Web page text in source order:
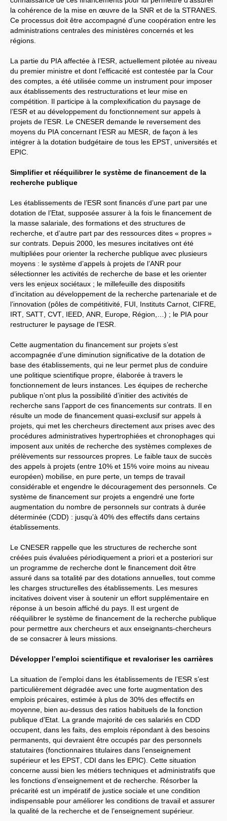
INRAE
Université de Bordeaux
Ile de France
Lyon
Montpellier
Rennes
Précarité
Statut titulaire - CAP
Antifascsime et
antiracisme
Formation permanente
Recherche Société
Ecologie
Santé-travail
COVID-19 : « Urgences,
responsabilités, vigilance
EXPRESSIONS AUTRES
Année 2025
Année 2024
Année 2023
Année 2022
année 2021
année 2020
année 2019
année 2018
Année 2017
année 2016
année 2015
année 2014
année 2013
année 2012
année 2011
Année 2010
Année 2007
Année 2006
Année 2005
LIENS SOLIDAIRES
LPR
la cohérence de la mise en œuvre de la SNR et de la STRANES
Ce processus doit être accompagné d’une coopération entre les
administrations centrales des ministères concernés et les
régions.
La partie du PIA affectée à l’ESR , actuellement pilotée au niveau
du premier ministre et dont l’efficacité est contestée par la Cour
des comptes, a été utilisée comme un instrument pour imposer
aux établissements des restructurations et leur mise en
compétition. Il participe à la complexification du paysage de
l’ESR et au développement du fonctionnement sur appels à
projets de l’ESR . Le CNESER demande le reversement des
moyens du PIA concernant l’ESR au MESR , de façon à les
intégrer à la dotation budgétaire de tous les EPST , universités et
EPIC
Simplifier et rééquilibrer le système de financement de la
recherche publique
Les établissements de l’ESR sont financés d’une part par une
dotation de l’Etat, supposée assurer à la fois le financement de
la masse salariale, des formations et des structures de
recherche, et d’autre part par des ressources dites « propres »
sur contrats. Depuis 2000, les mesures incitatives ont été
multipliées pour orienter la recherche publique avec plusieurs
moyens : le système d’appels à projets de l’ANR pour
sélectionner les activités de recherche de base et les orienter
vers les enjeux sociétaux ; le millefeuille des dispositifs
d’incitation au développement de la recherche partenariale et de
l’innovation (pôles de compétitivité, FUI , Instituts Carnot, CIFRE
IRT SATT CVT IEED ANR , Europe, Région,…) ; le PIA pour
restructurer le paysage de l’ESR
Cette augmentation du financement sur projets s’est
accompagnée d’une diminution significative de la dotation de
base des établissements, qui ne leur permet plus de conduire
une politique scientifique propre, élaborée à travers le
fonctionnement de leurs instances. Les équipes de recherche
publique n’ont plus la possibilité d’initier des activités de
recherche sans l’apport de ces financements sur contrats. Il en
résulte un mode de financement quasi-exclusif sur appels à
projets, qui met les chercheurs directement aux prises avec des
procédures administratives hypertrophiées et chronophages qui
imposent aux unités de recherche des systèmes complexes de
prélèvements sur ressources propres. Le faible taux de succès
des appels à projets (entre 10% et 15% voire moins au niveau
européen) mobilise, en pure perte, un temps de travail
considérable et engendre le découragement des personnels. Ce
système de financement sur projets a engendré une forte
augmentation du nombre de personnels sur contrats à durée
déterminée (CDD) : jusqu’à 40% des effectifs dans certains
établissements.
Le CNESER rappelle que les structures de recherche sont
créées puis évaluées périodiquement a priori et a posteriori sur
un programme de recherche dont le financement doit être
assuré dans sa totalité par des dotations annuelles, tout comme
les charges structurelles des établissements. Les mesures
incitatives doivent viser à soutenir un effort supplémentaire en
réponse à un besoin affiché du pays. Il est urgent de
rééquilibrer le système de financement de la recherche publique
pour permettre aux chercheurs et aux enseignants-chercheurs
de se consacrer à leurs missions.
Développer l’emploi scientifique et revaloriser les carrières
La situation de l’emploi dans les établissements de l’ESR s’est
particulièrement dégradée avec une forte augmentation des
emplois précaires, estimée à plus de 30% des effectifs en
moyenne, bien au-dessus des ratios habituels de la fonction
publique d’Etat. La grande majorité de ces salariés en CDD
occupent, dans les faits, des emplois répondant à des besoins
permanents, qui devraient être occupés par des personnels
statutaires (fonctionnaires titulaires dans l’enseignement
supérieur et les EPST CDI dans les EPIC). Cette situation
concerne aussi bien les métiers techniques et administratifs que
les fonctions d’enseignement et de recherche. Résorber la
précarité est un impératif de justice sociale et une condition
indispensable pour améliorer les conditions de travail et assurer
la qualité de la recherche et de l’enseignement supérieur.